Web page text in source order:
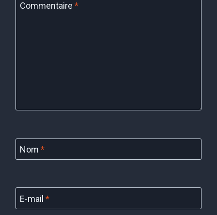
Commentaire *
Nom *
E-mail *